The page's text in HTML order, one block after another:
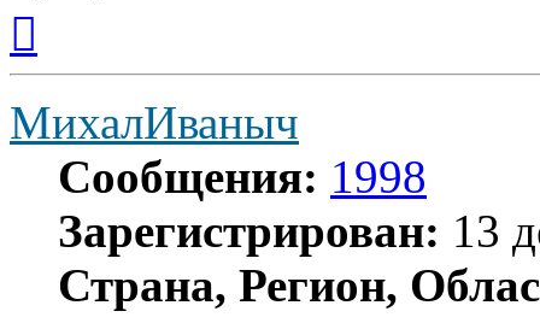
началу
МихалИваныч
Сообщения: 1998
Зарегистрирован: 13
Страна, Регион,